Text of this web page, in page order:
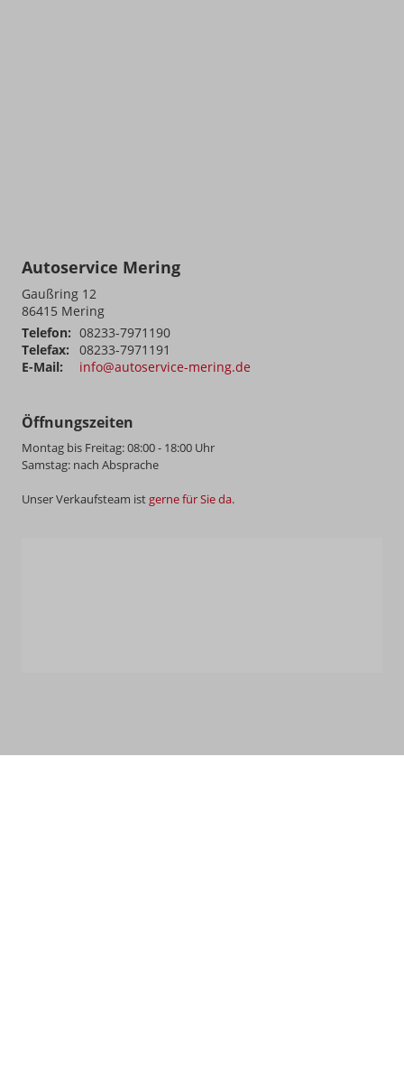
Autoservice Mering
Gaußring 12
86415 Mering
Telefon: 08233-7971190
Telefax:
08233-7971191
E-Mail:
info@autoservice-mering.de
Öffnungszeiten
Montag bis Freitag: 08:00 - 18:00 Uhr
Samstag: nach Absprache
Unser Verkaufsteam ist gerne für Sie da.